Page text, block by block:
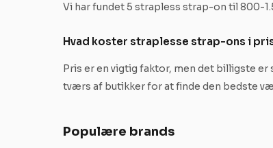
Vi har fundet 5 strapless strap-on til 800-
Hvad koster straplesse strap-ons i
Pris er en vigtig faktor, men det billigste
tværs af butikker for at finde den bedste
Populære brands